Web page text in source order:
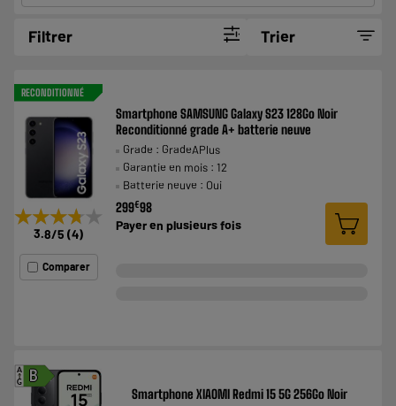
Filtrer Trier
RECONDITIONNÉ
★★★★★
★★★★★
3.8/5 (4)
Comparer
Smartphone SAMSUNG Galaxy S23 128Go Noir
Reconditionné grade A+ batterie neuve
Grade : GradeAPlus
Garantie en mois : 12
Batterie neuve : Oui
299€98
Payer en plusieurs fois
B
A
G
Smartphone XIAOMI Redmi 15 5G 256Go Noir